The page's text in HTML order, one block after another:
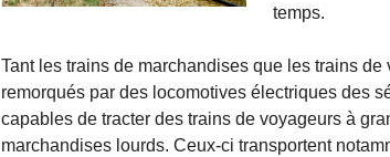
temps.
Tant les trains de marchandises que les trains
remorqués par des locomotives électriques des
capables de tracter des trains de voyageurs à
marchandises lourds. Ceux-ci transportent